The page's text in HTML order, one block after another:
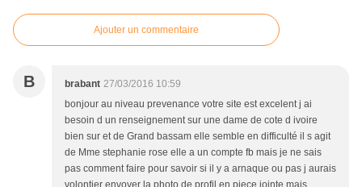
Ajouter un commentaire
B brabant 27/03/2016 10:59
bonjour au niveau prevenance votre site est excelent j ai
besoin d un renseignement sur une dame de cote d ivoire
bien sur et de Grand bassam elle semble en difficulté il s agit
de Mme stephanie rose elle a un compte fb mais je ne sais
pas comment faire pour savoir si il y a arnaque ou pas j aurais
volontier envoyer la photo de profil en piece jointe mais